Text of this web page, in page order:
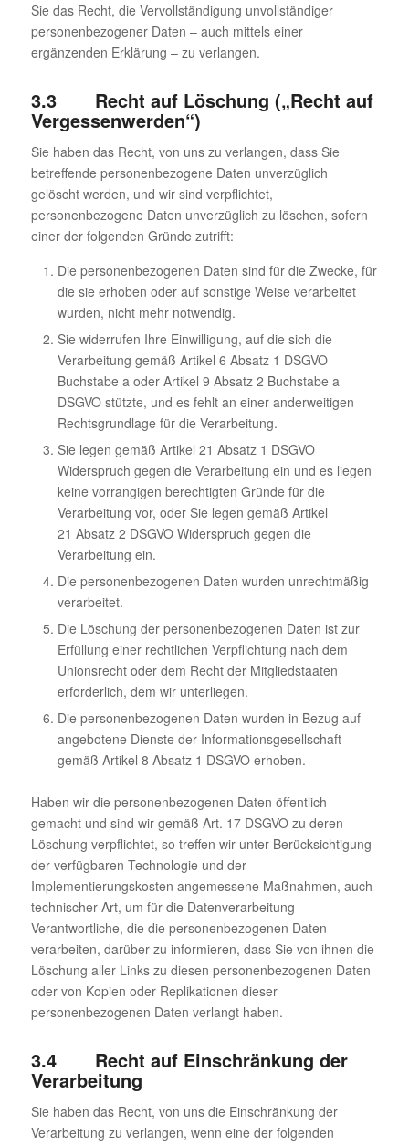
Sie das Recht, die Vervollständigung unvollständiger
personenbezogener Daten – auch mittels einer
ergänzenden Erklärung – zu verlangen.
3.3 Recht auf Löschung („Recht auf
Vergessenwerden“)
Sie haben das Recht, von uns zu verlangen, dass Sie
betreffende personenbezogene Daten unverzüglich
gelöscht werden, und wir sind verpflichtet,
personenbezogene Daten unverzüglich zu löschen, sofern
einer der folgenden Gründe zutrifft:
Die personenbezogenen Daten sind für die Zwecke, für
die sie erhoben oder auf sonstige Weise verarbeitet
wurden, nicht mehr notwendig.
Sie widerrufen Ihre Einwilligung, auf die sich die
Verarbeitung gemäß Artikel 6 Absatz 1 DSGVO
Buchstabe a oder Artikel 9 Absatz 2 Buchstabe a
DSGVO stützte, und es fehlt an einer anderweitigen
Rechtsgrundlage für die Verarbeitung.
Sie legen gemäß Artikel 21 Absatz 1 DSGVO
Widerspruch gegen die Verarbeitung ein und es liegen
keine vorrangigen berechtigten Gründe für die
Verarbeitung vor, oder Sie legen gemäß Artikel
21 Absatz 2 DSGVO Widerspruch gegen die
Verarbeitung ein.
Die personenbezogenen Daten wurden unrechtmäßig
verarbeitet.
Die Löschung der personenbezogenen Daten ist zur
Erfüllung einer rechtlichen Verpflichtung nach dem
Unionsrecht oder dem Recht der Mitgliedstaaten
erforderlich, dem wir unterliegen.
Die personenbezogenen Daten wurden in Bezug auf
angebotene Dienste der Informationsgesellschaft
gemäß Artikel 8 Absatz 1 DSGVO erhoben.
Haben wir die personenbezogenen Daten öffentlich
gemacht und sind wir gemäß Art. 17 DSGVO zu deren
Löschung verpflichtet, so treffen wir unter Berücksichtigung
der verfügbaren Technologie und der
Implementierungskosten angemessene Maßnahmen, auch
technischer Art, um für die Datenverarbeitung
Verantwortliche, die die personenbezogenen Daten
verarbeiten, darüber zu informieren, dass Sie von ihnen die
Löschung aller Links zu diesen personenbezogenen Daten
oder von Kopien oder Replikationen dieser
personenbezogenen Daten verlangt haben.
3.4 Recht auf Einschränkung der
Verarbeitung
Sie haben das Recht, von uns die Einschränkung der
Verarbeitung zu verlangen, wenn eine der folgenden